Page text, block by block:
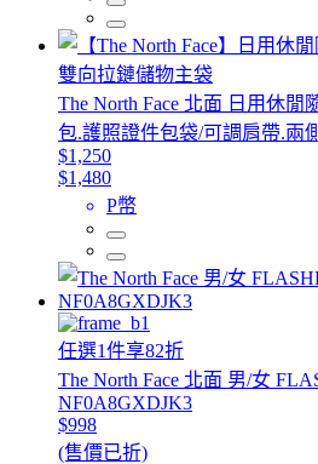
雙向拉鏈儲物主袋
The North Face 北面 日用休
包.護照證件包袋/可調肩帶.兩
$1,250
$1,480
P幣
任選1件享82折
The North Face 北面 男/女
NF0A8GXDJK3
$998
(售價已折)